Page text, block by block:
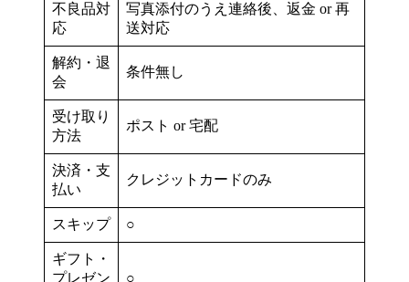
不良品対
応
写真添付のうえ連絡後、返金 or 再
送対応
解約・退
会
条件無し
受け取り
方法
ポスト or 宅配
決済・支
払い
クレジットカードのみ
スキップ ○
ギフト・
プレゼン
○